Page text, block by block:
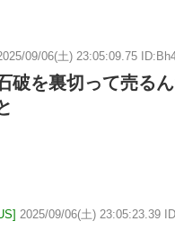
09/06(土) 23:05:09.75
破を裏切って売る
2025/09/06(土) 23:05:23.39